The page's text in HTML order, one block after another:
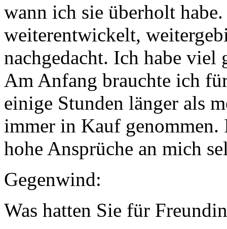
wann ich sie überholt
weiterentwickelt,
nachgedacht. Ich habe
Am Anfang brauchte ich
einige Stunden länger als
immer in Kauf genommen.
hohe Ansprüche an mich
Gegenwind:
Was hatten Sie für